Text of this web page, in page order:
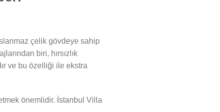
çelik gövdeye sahip
biri, hırsızlık
ve bu özelliği ile ekstra
önemlidir. İstanbul Villa